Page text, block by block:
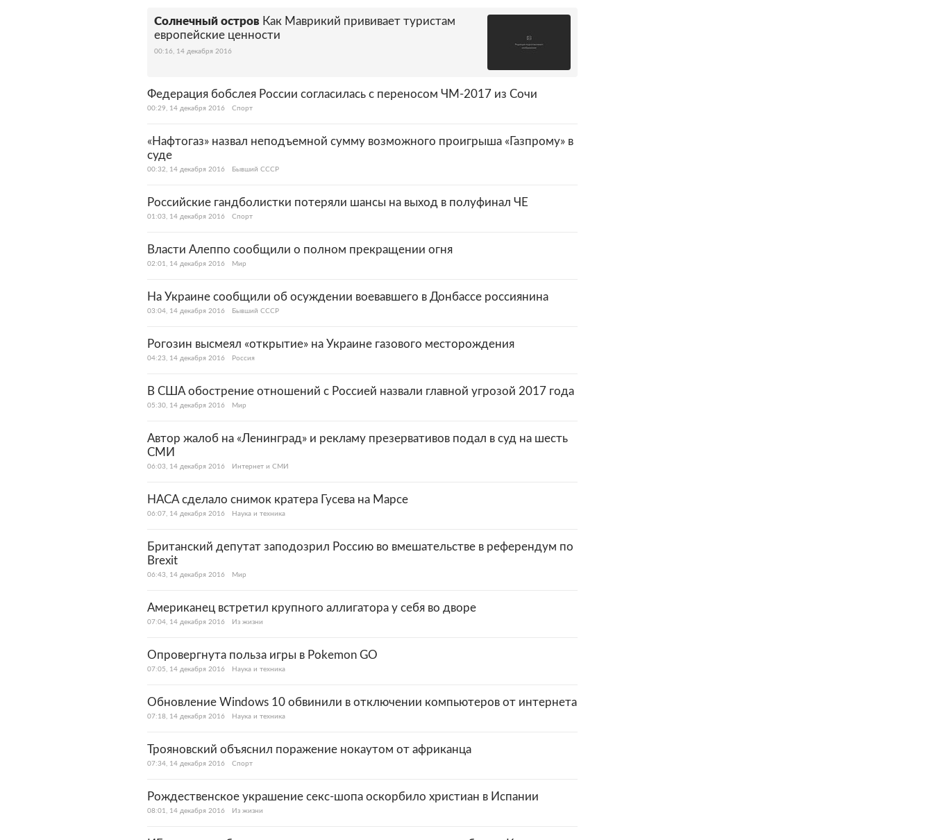
Солнечный остров Как Маврикий прививает туристам
европейские ценности
00:16, 14 декабря 2016
Федерация бобслея России согласилась с переносом ЧМ-2017 из Сочи
00:29, 14 декабря 2016 Спорт
«Нафтогаз» назвал неподъемной сумму возможного проигрыша «Газпрому» в
суде
00:32, 14 декабря 2016 Бывший СССР
Российские гандболистки потеряли шансы на выход в полуфинал ЧЕ
01:03, 14 декабря 2016 Спорт
Власти Алеппо сообщили о полном прекращении огня
02:01, 14 декабря 2016 Мир
На Украине сообщили об осуждении воевавшего в Донбассе россиянина
03:04, 14 декабря 2016 Бывший СССР
Рогозин высмеял «открытие» на Украине газового месторождения
04:23, 14 декабря 2016 Россия
В США обострение отношений с Россией назвали главной угрозой 2017 года
05:30, 14 декабря 2016 Мир
Автор жалоб на «Ленинград» и рекламу презервативов подал в суд на шесть
СМИ
06:03, 14 декабря 2016 Интернет и СМИ
НАСА сделало снимок кратера Гусева на Марсе
06:07, 14 декабря 2016 Наука и техника
Британский депутат заподозрил Россию во вмешательстве в референдум по
Brexit
06:43, 14 декабря 2016 Мир
Американец встретил крупного аллигатора у себя во дворе
07:04, 14 декабря 2016 Из жизни
Опровергнута польза игры в Pokemon GO
07:05, 14 декабря 2016 Наука и техника
Обновление Windows 10 обвинили в отключении компьютеров от интернета
07:18, 14 декабря 2016 Наука и техника
Трояновский объяснил поражение нокаутом от африканца
07:34, 14 декабря 2016 Спорт
Рождественское украшение секс-шопа оскорбило христиан в Испании
08:01, 14 декабря 2016 Из жизни